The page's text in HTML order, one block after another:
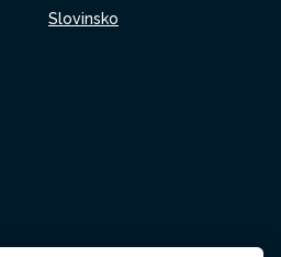
Slovinsko